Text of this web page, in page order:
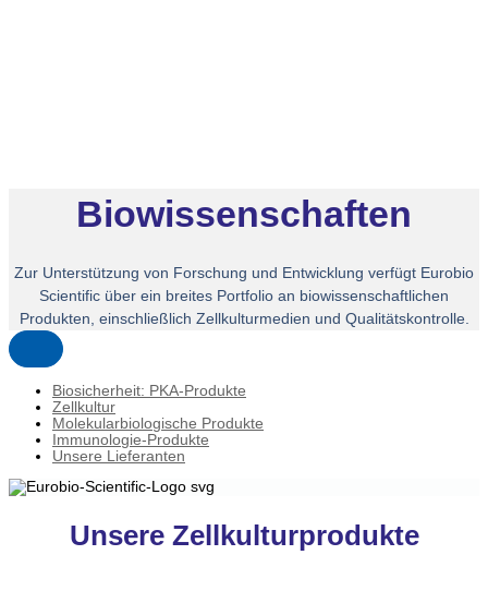
Biowissenschaften
Zur Unterstützung von Forschung und Entwicklung verfügt Eurobio
Scientific über ein breites Portfolio an biowissenschaftlichen
Produkten, einschließlich Zellkulturmedien und Qualitätskontrolle.
Biosicherheit: PKA-Produkte
Zellkultur
Molekularbiologische Produkte
Immunologie-Produkte
Unsere Lieferanten
Unsere Zellkulturprodukte